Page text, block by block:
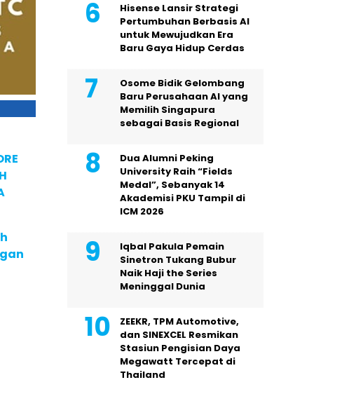
Hisense Lansir Strategi
Pertumbuhan Berbasis AI
untuk Mewujudkan Era
Baru Gaya Hidup Cerdas
Osome Bidik Gelombang
Baru Perusahaan AI yang
Memilih Singapura
sebagai Basis Regional
Dua Alumni Peking
University Raih “Fields
Medal”, Sebanyak 14
Akademisi PKU Tampil di
ICM 2026
Iqbal Pakula Pemain
Sinetron Tukang Bubur
Naik Haji the Series
Meninggal Dunia
ZEEKR, TPM Automotive,
dan SINEXCEL Resmikan
Stasiun Pengisian Daya
Megawatt Tercepat di
Thailand